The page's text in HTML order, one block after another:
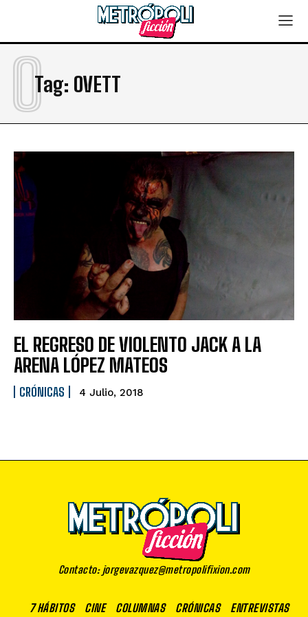
Tag: OVETT
O
EL REGRESO DE VIOLENTO JACK A LA
ARENA LÓPEZ MATEOS
CRÓNICAS 4 Julio, 2018
Contacto: jorgevazquez@metropolifixion.com
7 HÁBITOS CINE COLUMNAS CRÓNICAS ENTREVISTAS